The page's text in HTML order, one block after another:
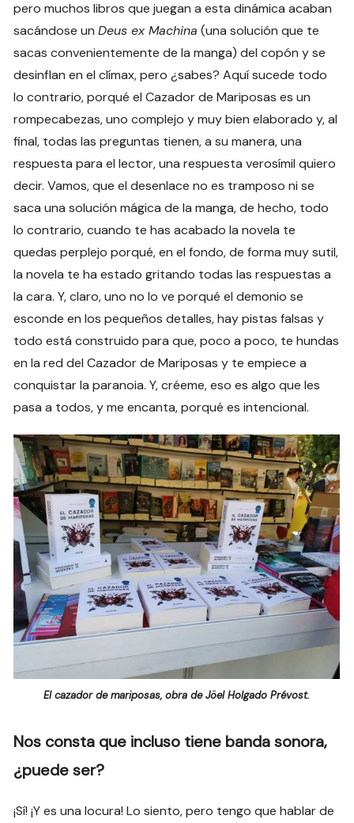
pero muchos libros que juegan a esta dinámica acaban
sacándose unDeus ex Machina (una solución que te
sacas convenientemente de la manga) del copón y se
desinflan en el clímax, pero ¿sabes? Aquí sucede todo
lo contrario, porqué el Cazador de Mariposas es un
rompecabezas, uno complejo y muy bien elaborado y, al
final, todas las preguntas tienen, a su manera, una
respuesta para el lector, una respuesta verosímil quiero
decir. Vamos, que el desenlace no es tramposo ni se
saca una solución mágica de la manga, de hecho, todo
lo contrario, cuando te has acabado la novela te
quedas perplejo porqué, en el fondo, de forma muy sutil,
la novela te ha estado gritando todas las respuestas a
la cara. Y, claro, uno no lo ve porqué el demonio se
esconde en los pequeños detalles, hay pistas falsas y
todo está construido para que, poco a poco, te hundas
en la red del Cazador de Mariposas y te empiece a
conquistar la paranoia. Y, créeme, eso es algo que les
pasa a todos, y me encanta, porqué es intencional.
El cazador de mariposas, obra de Jöel Holgado Prévost.
Nos consta que incluso tiene banda sonora,
¿puede ser?
¡Sí! ¡Y es una locura! Lo siento, pero tengo que hablar de